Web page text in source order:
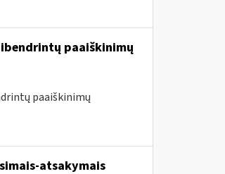
paaiškinimų
paaiškinimų
atsakymais